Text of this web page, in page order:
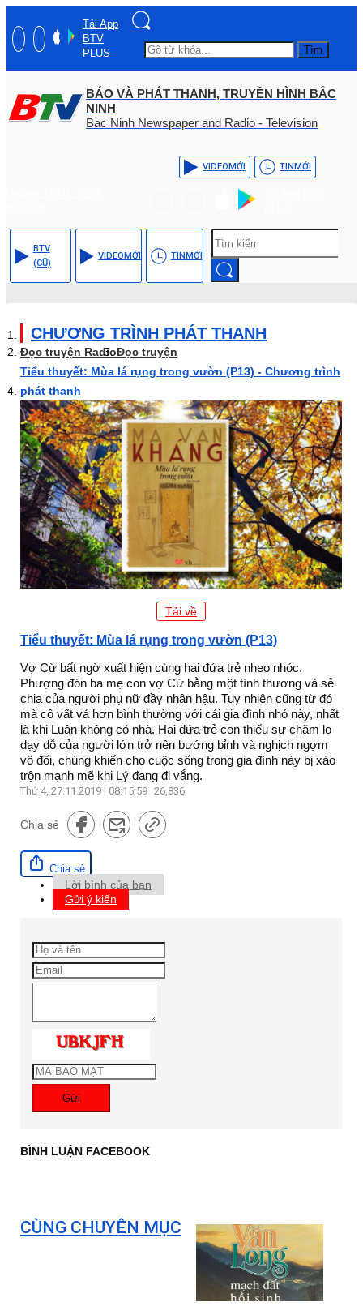
Tải App
BTV
PLUS
Tìm
BÁO VÀ PHÁT THANH, TRUYỀN HÌNH BẮC
NINH
Bac Ninh Newspaper and Radio - Television
VIDEOMỚI TINMỚI
BTV
(CŨ)
VIDEOMỚI TINMỚI
CHƯƠNG TRÌNH PHÁT THANH
Đọc truyện RadioĐọc truyện
Tiểu thuyết: Mùa lá rụng trong vườn (P13) - Chương trình
phát thanh
Tải về
Tiểu thuyết: Mùa lá rụng trong vườn (P13)
Vợ Cừ bất ngờ xuất hiện cùng hai đứa trẻ nheo nhóc.
Phượng đón ba mẹ con vợ Cừ bằng một tình thương và sẻ
chia của người phụ nữ đầy nhân hậu. Tuy nhiên cũng từ đó
mà cô vất vả hơn bình thường với cái gia đình nhỏ này, nhất
là khi Luận không có nhà. Hai đứa trẻ con thiếu sự chăm lo
dạy dỗ của người lớn trở nên bướng bỉnh và nghịch ngợm
vô đối, chúng khiến cho cuộc sống trong gia đình này bị xáo
trộn mạnh mẽ khi Lý đang đi vắng.
Thứ 4, 27.11.2019 | 08:15:59 26,836
Chia sẻ
Chia sẻ
Lời bình của bạn
Gửi ý kiến
Gửi
BÌNH LUẬN FACEBOOK
CÙNG CHUYÊN MỤC